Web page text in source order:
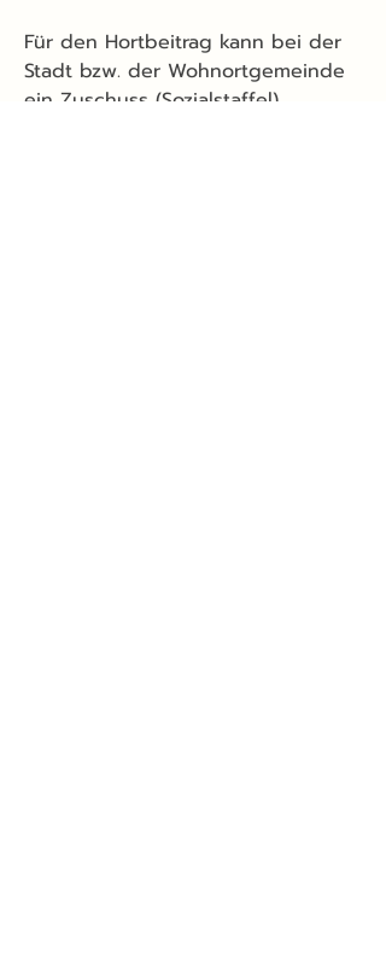
Für den Hortbeitrag kann bei der
Stadt bzw. der Wohnortgemeinde
ein Zuschuss (Sozialstaffel)